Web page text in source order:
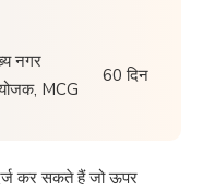
नगर
MCG
60 दिन
कर सकते हैं जो ऊपर